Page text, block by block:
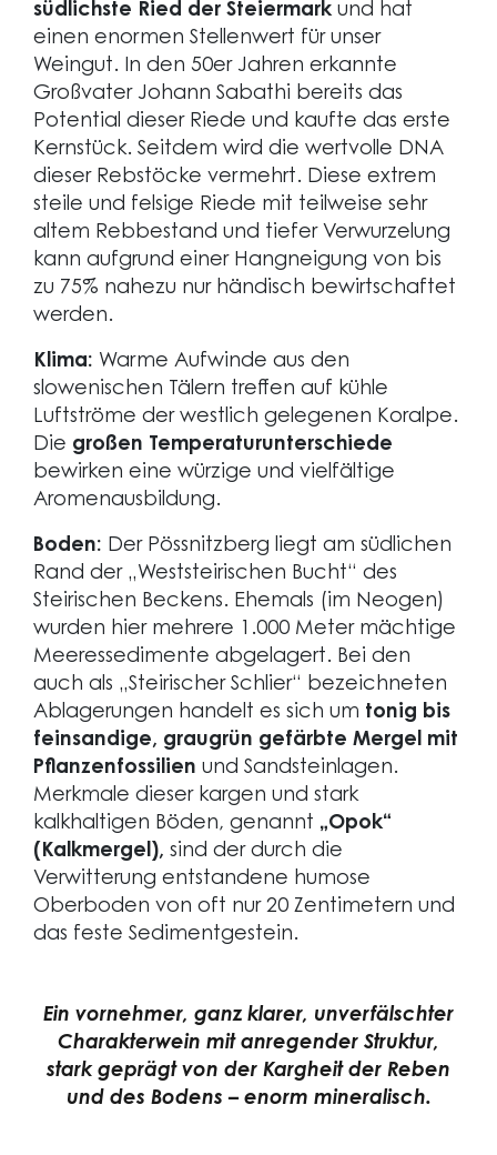
südlichste Ried der Steiermarkund hat
einen enormen Stellenwert für unser
Weingut. In den 50er Jahren erkannte
Großvater Johann Sabathi bereits das
Potential dieser Riede und kaufte das erste
Kernstück. Seitdem wird die wertvolle DNA
dieser Rebstöcke vermehrt. Diese extrem
steile und felsige Riede mit teilweise sehr
altem Rebbestand und tiefer Verwurzelung
kann aufgrund einer Hangneigung von bis
zu 75% nahezu nur händisch bewirtschaftet
werden.
Klima: Warme Aufwinde aus den
slowenischen Tälern treffen auf kühle
Luftströme der westlich gelegenen Koralpe.
Die großen Temperaturunterschiede
bewirken eine würzige und vielfältige
Aromenausbildung.
Boden: Der Pössnitzberg liegt am südlichen
Rand der „Weststeirischen Bucht“ des
Steirischen Beckens. Ehemals (im Neogen)
wurden hier mehrere 1.000 Meter mächtige
Meeressedimente abgelagert. Bei den
auch als „Steirischer Schlier“ bezeichneten
Ablagerungen handelt es sich um tonig bis
feinsandige, graugrün gefärbte Mergel mit
Pflanzenfossilien und Sandsteinlagen.
Merkmale dieser kargen und stark
kalkhaltigen Böden, genannt „Opok“
(Kalkmergel), sind der durch die
Verwitterung entstandene humose
Oberboden von oft nur 20 Zentimetern und
das feste Sedimentgestein.
Ein vornehmer, ganz klarer, unverfälschter
Charakterwein mit anregender Struktur,
stark geprägt von der Kargheit der Reben
und des Bodens – enorm mineralisch.